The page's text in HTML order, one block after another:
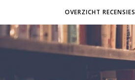
OVERZICHT RECENSIES